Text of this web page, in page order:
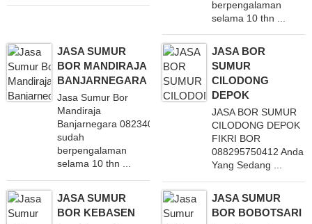
berpengalaman
selama 10 thn ...
JASA SUMUR
BOR MANDIRAJA
BANJARNEGARA
Jasa Sumur Bor
Mandiraja
Banjarnegara 082340851660
sudah
berpengalaman
selama 10 thn ...
JASA BOR
SUMUR
CILODONG
DEPOK
JASA BOR SUMUR
CILODONG DEPOK
FIKRI BOR
088295750412 Anda
Yang Sedang ...
JASA SUMUR
BOR KEBASEN
JASA SUMUR
BOR BOBOTSARI